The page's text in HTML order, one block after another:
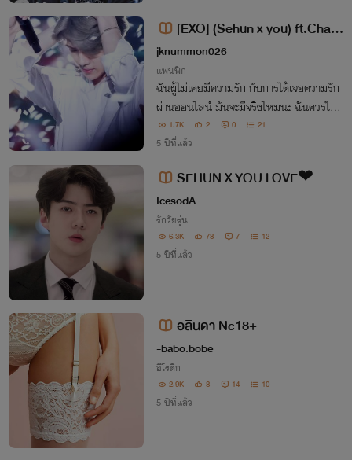
[EXO] (Sehun x you) ft.Chany
eol Next Door Online Date รักออ
นไลน์นายข้างบ้าน
jknummon026
แฟนฟิก
ฉันผู้ไม่เคยมีความรัก กับการได้เจอความรัก
ผ่านออนไลน์ มันจะมีจริงไหมนะ ฉันควรใช้ใ
จกับมันหรือเปล่า และความบังเอิญจะเกิดขึ้น
ได้จริงหรือ
1.7K 2 0 21
5 ปีที่แล้ว
SEHUN X YOU LOVE❤
IcesodA
รักวัยรุ่น
6.3K 78 7 12
5 ปีที่แล้ว
อลินดา Nc18+
-babo.bobe
อีโรติก
2.9K 8 14 10
5 ปีที่แล้ว